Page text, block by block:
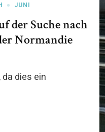
JUNI
der Suche nach
Normandie
dies ein